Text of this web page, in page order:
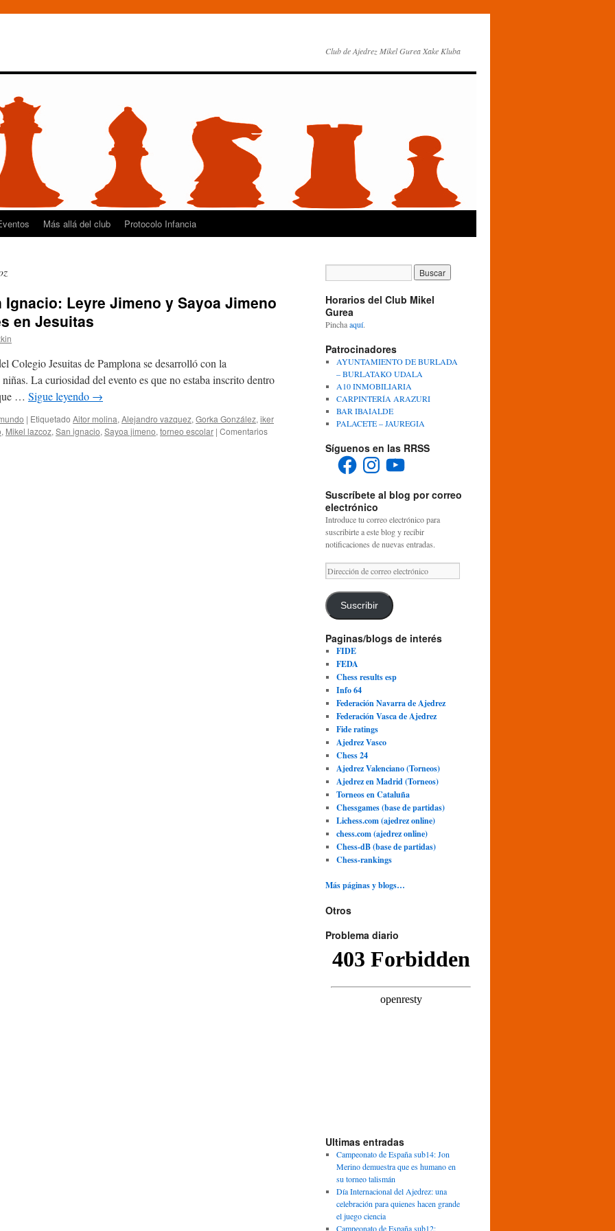
Club de Ajedrez Mikel Gurea Xake Kluba
Más allá del club Protocolo Infancia
Ignacio: Leyre Jimeno y Sayoa Jimeno
en Jesuitas
Colegio Jesuitas de Pamplona se desarrolló con la
La curiosidad del evento es que no estaba inscrito dentro
… Sigue leyendo →
| Etiquetado Aitor molina, Alejandro vazquez, Gorka González, iker
, Mikel lazcoz, San ignacio, Sayoa jimeno, torneo escolar | Comentarios
Horarios del Club Mikel
Gurea
Pinchaaquí.
Patrocinadores
AYUNTAMIENTO DE BURLADA
– BURLATAKO UDALA
A10 INMOBILIARIA
CARPINTERÍA ARAZURI
BAR IBAIALDE
PALACETE – JAUREGIA
Síguenos en las RRSS
FacebookInstagramYouTube
Suscríbete al blog por correo
electrónico
Introduce tu correo electrónico para
suscribirte a este blog y recibir
notificaciones de nuevas entradas.
Dirección
de
correo
electrónico
Suscribir
Paginas/blogs de interés
FIDE
FEDA
Chess results esp
Info 64
Federación Navarra de Ajedrez
Federación Vasca de Ajedrez
Fide ratings
Ajedrez Vasco
Chess 24
Ajedrez Valenciano (Torneos)
Ajedrez en Madrid (Torneos)
Torneos en Cataluña
Chessgames (base de partidas)
Lichess.com (ajedrez online)
chess.com (ajedrez online)
Chess-dB (base de partidas)
Chess-rankings
Más páginas y blogs…
Otros
Problema diario
Ultimas entradas
Campeonato de España sub14: Jon
Merino demuestra que es humano en
su torneo talismán
Día Internacional del Ajedrez: una
celebración para quienes hacen grande
el juego ciencia
Campeonato de España sub12: